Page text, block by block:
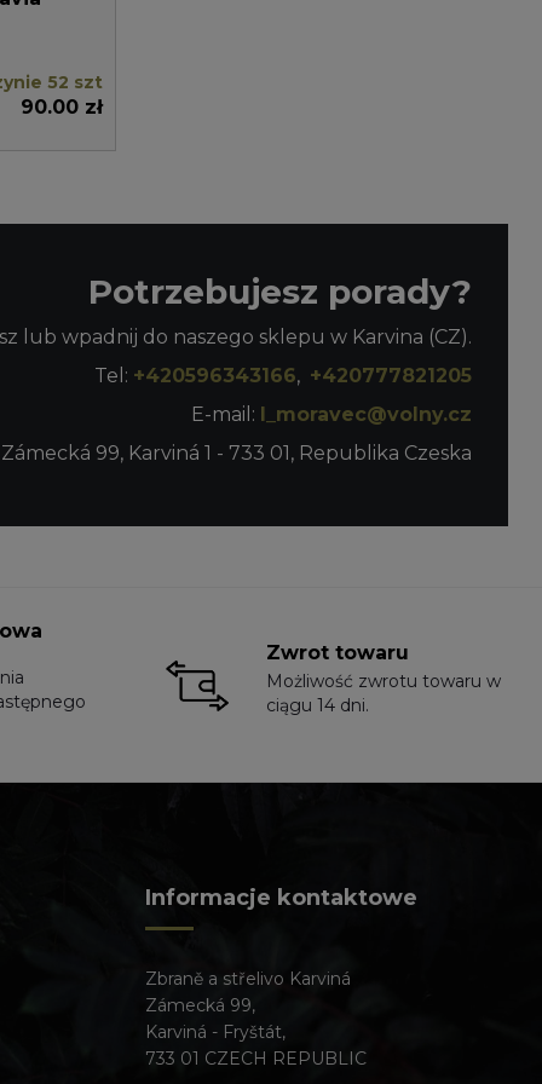
52 szt
90.00 zł
Potrzebujesz porady?
lub wpadnij do naszego sklepu w Karvina (CZ).
Tel: +420596343166, +420777821205
E-mail: l_moravec@volny.cz
99, Karviná 1 - 733 01, Republika Czeska
Zwrot towaru
Możliwość zwrotu towaru w
ciągu 14 dni.
Informacje kontaktowe
Zbraně a střelivo Karviná
Zámecká 99,
Karviná - Fryštát,
733 01 CZECH REPUBLIC